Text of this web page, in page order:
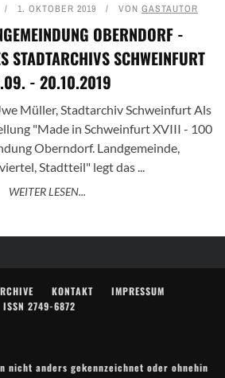
1. OKTOBER 2019 VON GASTAUTOR
OBERNDORF -
STADTARCHIVS SCHWEINFURT
- 20.10.2019
Müller, Stadtarchiv Schweinfurt Als
"Made in Schweinfurt XVIII - 100
Oberndorf. Landgemeinde,
Stadtteil" legt das ...
WEITER LESEN...
KONTAKT
IMPRESSUM
ISSN 2749-6872
nicht anders gekennzeichnet oder ohnehin